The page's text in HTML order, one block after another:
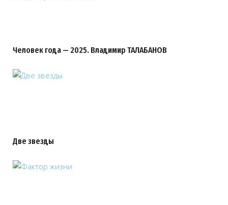
Человек года — 2025. Владимир ТАЛАБАНОВ
Две звезды